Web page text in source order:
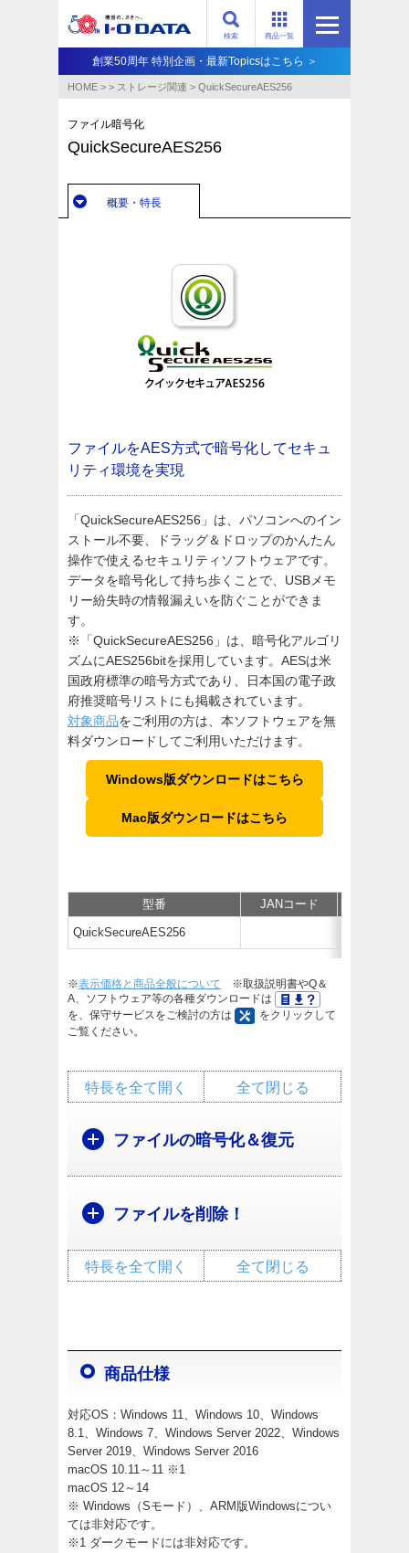
商品一覧
検索
創業50周年 特別企画・最新Topicsはこちら ＞
HOME > > ストレージ関連 > QuickSecureAES256
ファイル暗号化
QuickSecureAES256
概要・特長
ファイルをAES方式で暗号化してセキュ
リティ環境を実現
「QuickSecureAES256」は、パソコンへのイン
ストール不要、ドラッグ＆ドロップのかんたん
操作で使えるセキュリティソフトウェアです。
データを暗号化して持ち歩くことで、USBメモ
リー紛失時の情報漏えいを防ぐことができま
す。
※「QuickSecureAES256」は、暗号化アルゴリ
ズムにAES256bitを採用しています。AESは米
国政府標準の暗号方式であり、日本国の電子政
府推奨暗号リストにも掲載されています。
対象商品をご利用の方は、本ソフトウェアを無
料ダウンロードしてご利用いただけます。
Windows版ダウンロードはこちら
Mac版ダウンロードはこちら
型番 JANコード
QuickSecureAES256
※表示価格と商品全般について ※取扱説明書やQ＆
A、ソフトウェア等の各種ダウンロードは
を、保守サービスをご検討の方は
をクリックして
ご覧ください。
全て閉じる
特長を全て開く
ファイルの暗号化＆復元
ファイルを削除！
全て閉じる
特長を全て開く
商品仕様
対応OS：Windows 11、Windows 10、Windows
8.1、Windows 7、Windows Server 2022、Windows
Server 2019、Windows Server 2016
macOS 10.11～11 ※1
macOS 12～14
※ Windows（Sモード）、ARM版Windowsについ
ては非対応です。
※1 ダークモードには非対応です。